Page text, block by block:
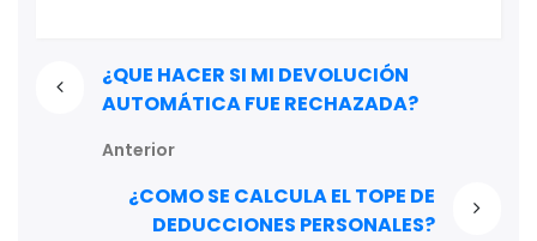
¿QUE HACER SI MI DEVOLUCIÓN
AUTOMÁTICA FUE RECHAZADA?
Anterior
¿COMO SE CALCULA EL TOPE DE
DEDUCCIONES PERSONALES?